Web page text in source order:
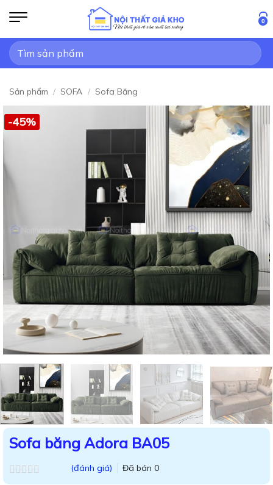
qua
nội
dung
0
Tìm
kiếm:
Sản phẩm / SOFA / Sofa Băng
-45%
Sofa băng Adora BA05
Được
(đánh giá) Đã bán 0